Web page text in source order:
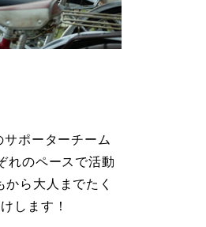
ポーターチーム
れのペースで活動
ら大人までたく
します！